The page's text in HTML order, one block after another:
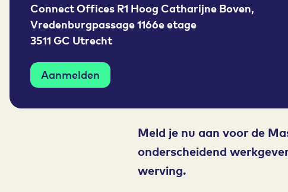
Connect Offices R1 Hoog Catharijne Boven,
Vredenburgpassage 1166e etage
3511 GC Utrecht
Aanmelden
Meld je nu aan voor de
onderscheidend
werving.